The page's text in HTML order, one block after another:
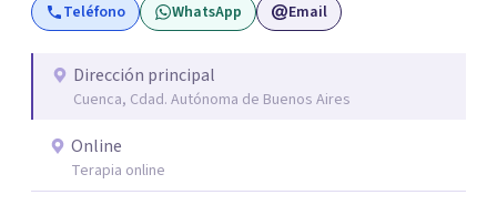
Teléfono WhatsApp Email
Dirección principal
Cuenca, Cdad. Autónoma de Buenos Aires
Online
Terapia online